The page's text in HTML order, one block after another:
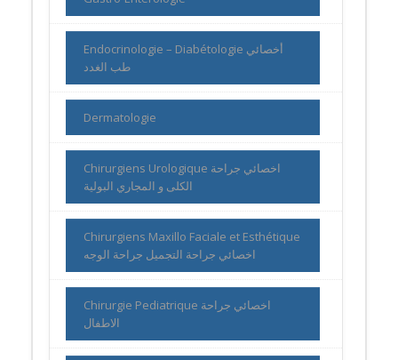
Endocrinologie – Diabétologie أخصائي
طب الغدد
Dermatologie
Chirurgiens Urologique اخصائي جراحة
الكلى و المجاري البولية
Chirurgiens Maxillo Faciale et Esthétique
اخصائي جراحة التجميل جراحة الوجه
Chirurgie Pediatrique اخصائي جراحة
الاطفال